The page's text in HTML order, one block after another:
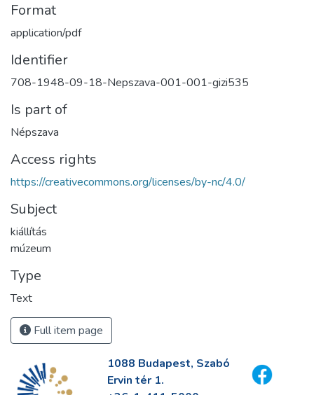
Format
application/pdf
Identifier
708-1948-09-18-Nepszava-001-001-gizi535
Is part of
Népszava
Access rights
https://creativecommons.org/licenses/by-nc/4.0/
Subject
kiállítás
múzeum
Type
Text
Full item page
1088 Budapest, Szabó
Ervin tér 1.